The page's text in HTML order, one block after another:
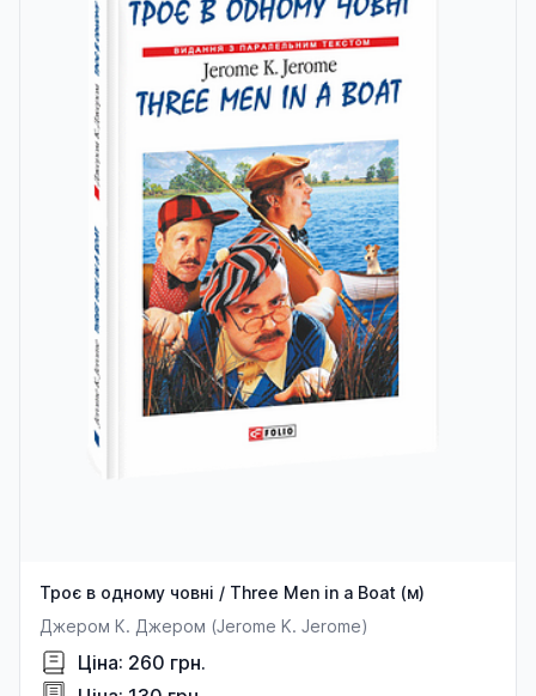
Троє в одному човні / Three Men in a Boat (м)
Джером К. Джером (Jerome K. Jerome)
Ціна: 260 грн.